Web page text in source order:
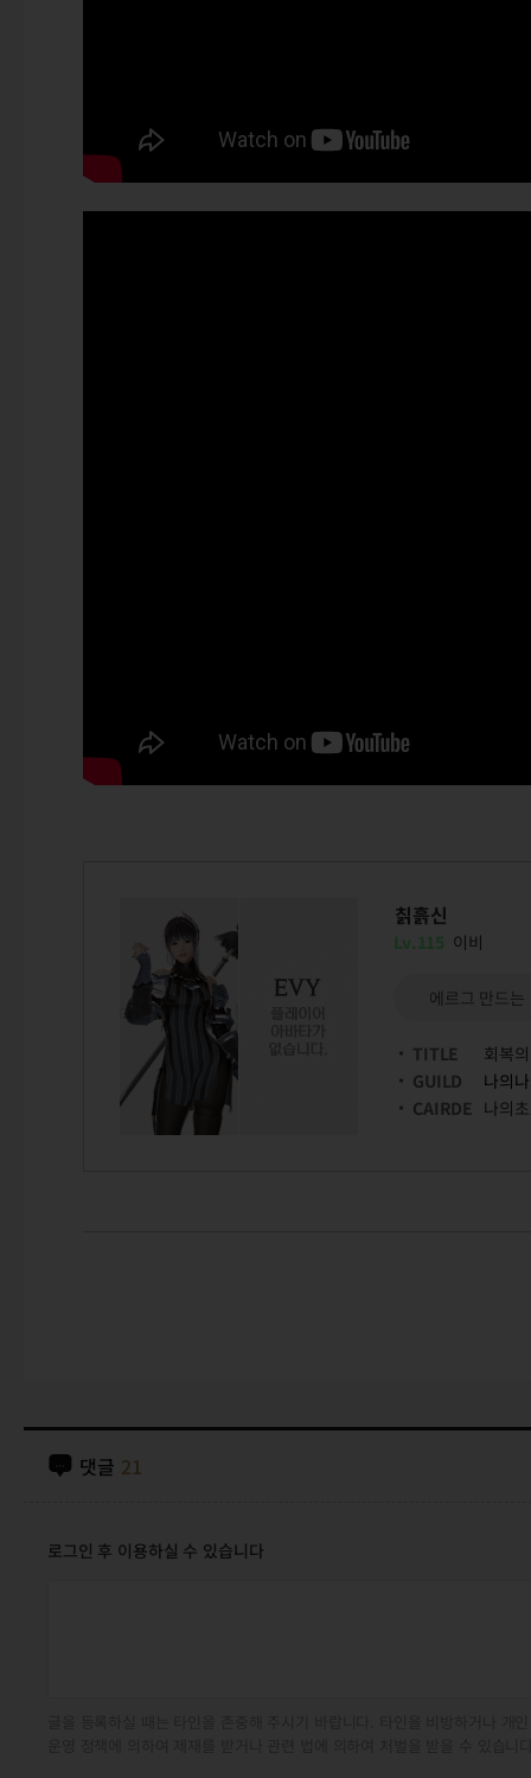
칡흙신
Lv.115 이비
에르그 만드는
TITLE
회복
GUILD
나의
CAIRDE 나의
댓글 21
로그인 후 이용하실 수 있습니다